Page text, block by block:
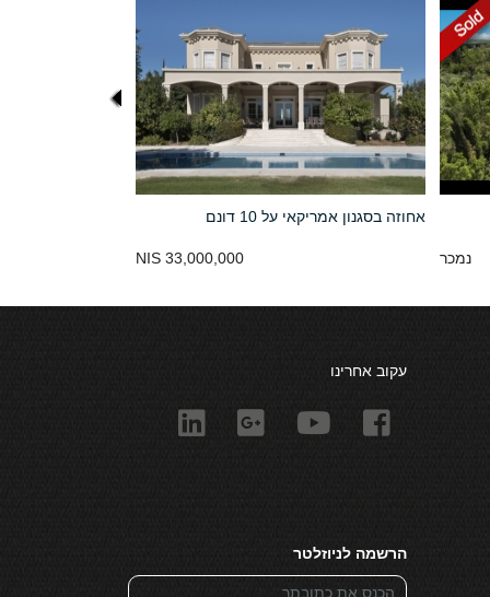
אחוזה בסגנון אמריקאי על 10 דונם
33,000,000 NIS נמכר
עקוב אחרינו
הרשמה לניוזלטר